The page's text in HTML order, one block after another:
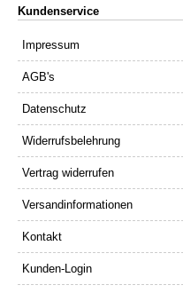
Kundenservice
Impressum
AGB's
Datenschutz
Widerrufsbelehrung
Vertrag widerrufen
Versandinformationen
Kontakt
Kunden-Login